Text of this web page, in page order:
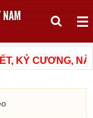
KỶ CƯƠNG,